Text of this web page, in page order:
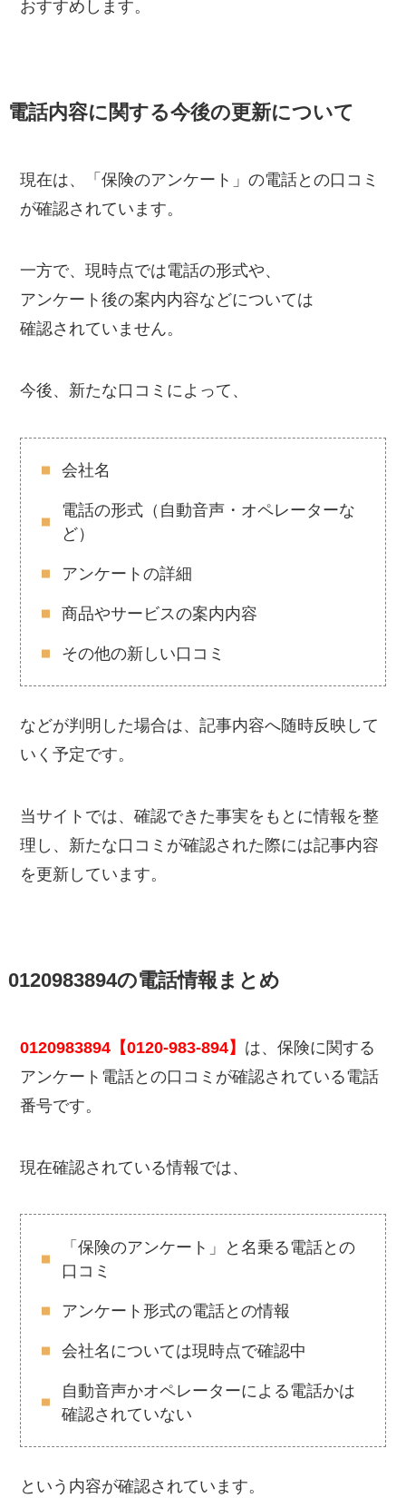
おすすめします。
電話内容に関する今後の更新について
現在は、「保険のアンケート」の電話との口コミ
が確認されています。
一方で、現時点では電話の形式や、
アンケート後の案内内容などについては
確認されていません。
今後、新たな口コミによって、
会社名
電話の形式（自動音声・オペレーターな
ど）
アンケートの詳細
商品やサービスの案内内容
その他の新しい口コミ
などが判明した場合は、記事内容へ随時反映して
いく予定です。
当サイトでは、確認できた事実をもとに情報を整
理し、新たな口コミが確認された際には記事内容
を更新しています。
0120983894の電話情報まとめ
0120983894【0120-983-894】 は、保険に関する
アンケート電話との口コミが確認されている電話
番号です。
現在確認されている情報では、
「保険のアンケート」と名乗る電話との
口コミ
アンケート形式の電話との情報
会社名については現時点で確認中
自動音声かオペレーターによる電話かは
確認されていない
という内容が確認されています。